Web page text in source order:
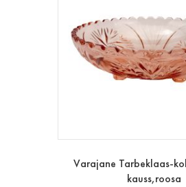
Varajane Tarbeklaas-
kauss,roosa